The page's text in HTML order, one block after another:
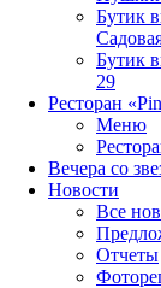
Бутик
Бутик
29
Ресторан
Меню
Вечера со
Новости
Все
Отчеты